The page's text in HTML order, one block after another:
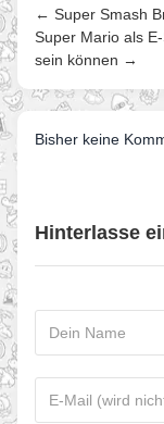
← Super Smash
Super Mario als
sein können →
Bisher keine
Hinterlasse